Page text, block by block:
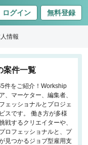
ログイン 無料登録
情報
案件一覧
件をご紹介！Workship
、マーケター、編集者、
ェッショナルとプロジェ
スです。 働き方が多様
戦するクリエイターや、
ロフェッショナルと、プ
見つかるジョブ型雇用支